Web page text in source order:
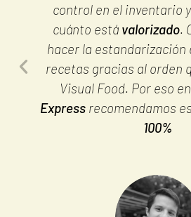
control en el inventario
cuánto está valorizado.
hacer la estandarización
recetas gracias al orden
Visual Food. Por eso en
Expressrecomendamos
100%